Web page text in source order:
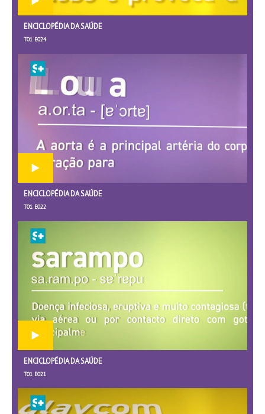
ENCICLOPÉDIA DA SAÚDE
T01 E024
ENCICLOPÉDIA DA SAÚDE
T01 E022
ENCICLOPÉDIA DA SAÚDE
T01 E021